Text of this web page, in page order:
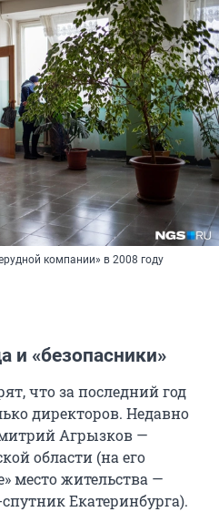
компании» в 2008 году
и «безопасники»
что за последний год
директоров. Недавно
Агрызков —
области (на его
место жительства —
Екатеринбурга).